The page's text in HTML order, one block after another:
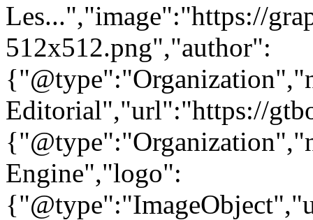
Les...","image":"https://
512x512.png","author":
Editorial","url":"https://
Engine","logo":